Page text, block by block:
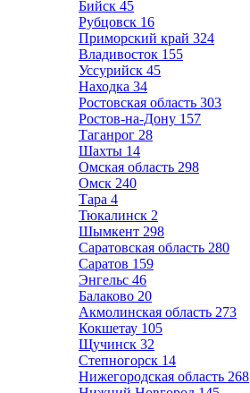
Бийск 45
Рубцовск 16
Приморский край 324
Владивосток 155
Уссурийск 45
Находка 34
Ростовская область 303
Ростов-на-Дону 157
Таганрог 28
Шахты 14
Омская область 298
Омск 240
Тара 4
Тюкалинск 2
Шымкент 298
Саратовская область 280
Саратов 159
Энгельс 46
Балаково 20
Акмолинская область 273
Кокшетау 105
Щучинск 32
Степногорск 14
Нижегородская область 268